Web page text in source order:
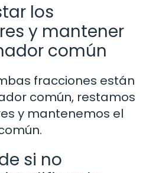
los
y mantener
común
fracciones están
común, restamos
y mantenemos el
si no